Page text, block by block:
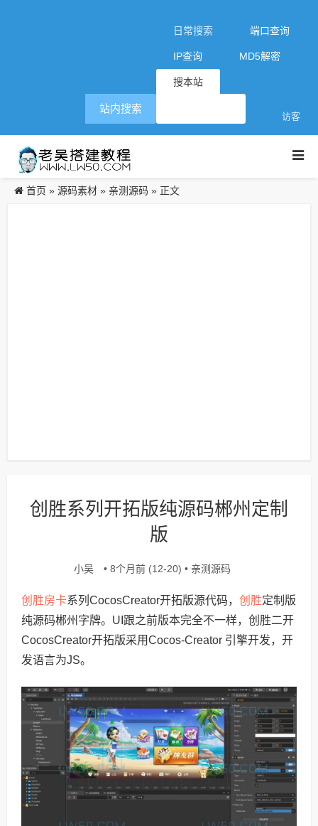
日常搜索 端口查询
IP查询 MD5解密
搜本站
访客
站内搜索
首页 » 源码素材 » 亲测源码 » 正文
创胜系列开拓版纯源码郴州定制
版
小吴 • 8个月前 (12-20) • 亲测源码
创胜房卡系列CocosCreator开拓版源代码， 创胜定制版
纯源码郴州字牌。UI跟之前版本完全不一样，创胜二开
CocosCreator开拓版采用Cocos-Creator 引擎开发，开
发语言为JS。